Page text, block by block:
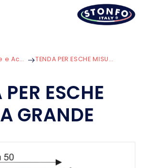
Scatole e Accessori TENDA PER ESCHE MISURA GRANDE
ESCHE
GRANDE